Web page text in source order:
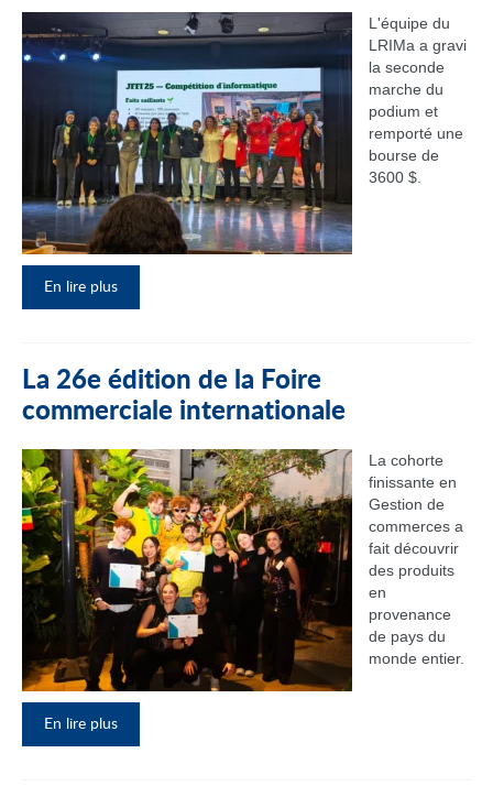
L'équipe du
LRIMa a gravi
la seconde
marche du
podium et
remporté une
bourse de
3600 $.
En lire plus
La 26e édition de la Foire
commerciale internationale
La cohorte
finissante en
Gestion de
commerces a
fait découvrir
des produits
en
provenance
de pays du
monde entier.
En lire plus